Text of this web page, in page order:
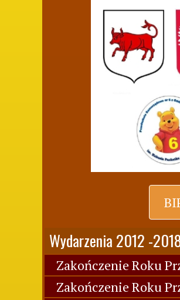
Wydarzenia 2012 -
Zakończenie Roku
Zakończenie Roku